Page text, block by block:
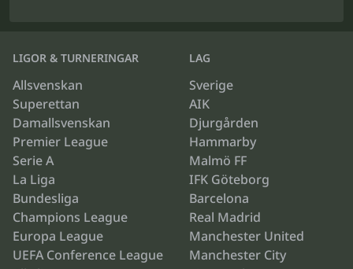
LIGOR & TURNERINGAR
Allsvenskan
Superettan
Damallsvenskan
Premier League
Serie A
La Liga
Bundesliga
Champions League
Europa League
UEFA Conference League
LAG
Sverige
AIK
Djurgården
Hammarby
Malmö FF
IFK Göteborg
Barcelona
Real Madrid
Manchester United
Manchester City